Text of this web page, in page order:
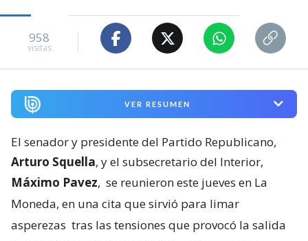
958
visitas
VER RESUMEN
El senador y presidente del Partido Republicano,
Arturo Squella, y el subsecretario del Interior,
Máximo Pavez, se reunieron este jueves en La
Moneda, en una cita que sirvió para limar
asperezas tras las tensiones que provocó la salida